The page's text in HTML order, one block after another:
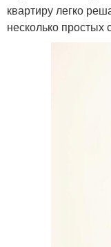
квартиру легко
несколько простых